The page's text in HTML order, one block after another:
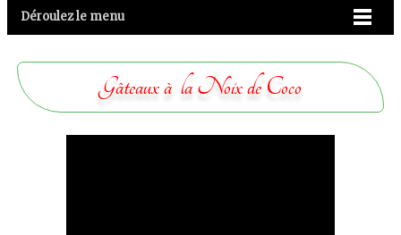
Déroulez le menu
Gâteaux à la Noix de Coco